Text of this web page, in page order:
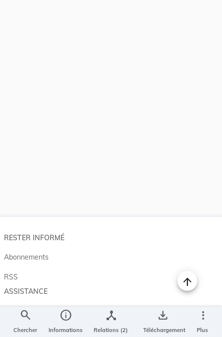
search
Chercher
info
Informations
device_hub
Relations (2)
save_alt
Téléchargement
more_vert
Plus
RESTER INFORMÉ
Abonnements
RSS
ASSISTANCE
Aide et à propos
Projet Casemates